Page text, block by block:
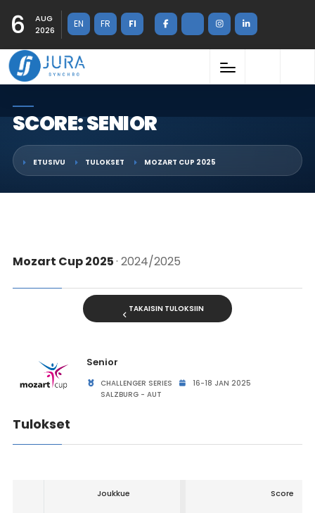
6
AUG
2026
EN FR FI
SCORE: SENIOR
ETUSIVU TULOKSET MOZART CUP 2025
Mozart Cup 2025· 2024/2025
TAKAISIN TULOKSIIN
Senior
CHALLENGER SERIES
16-18 JAN 2025
SALZBURG - AUT
Tulokset
Joukkue Score